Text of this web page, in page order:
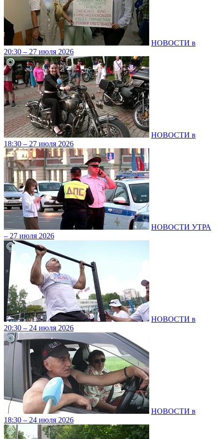
НОВОСТИ в
20:30 – 27 июля 2026
НОВОСТИ в
18:30 – 27 июля 2026
НОВОСТИ УТРА
– 27 июля 2026
НОВОСТИ в
20:30 – 24 июля 2026
НОВОСТИ в
18:30 – 24 июля 2026